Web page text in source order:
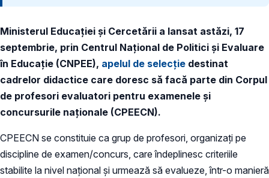
Ministerul Educației și Cercetării a lansat astăzi, 17
septembrie, prin Centrul Național de Politici și Evaluare
în Educație (CNPEE), apelul de selecție destinat
cadrelor didactice care doresc să facă parte din Corpul
de profesori evaluatori pentru examenele și
concursurile naționale (CPEECN).
CPEECN se constituie ca grup de profesori, organizați pe
discipline de examen/concurs, care îndeplinesc criteriile
stabilite la nivel național și urmează să evalueze, într-o manieră